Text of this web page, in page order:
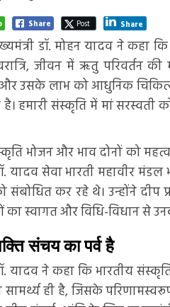
Share Post Share
डॉ. मोहन यादव ने कहा
जीवन में ऋतु परिवर्तन
उसके लाभ को आधुनिक
हमारी संस्कृति में मां सरस्वती
भोजन और भाव दोनों को
यादव सेवा भारती महावीर
संबोधित कर रहे थे। उन्होंने दीप
स्वागत और विधि-विधान से
संचय का पर्व है
यादव ने कहा कि भारतीय
ही है, जिसके